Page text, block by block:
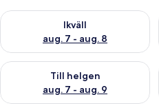
Ikväll
aug. 7 - aug. 8
Kontrollera tillgängligheten för
Till helgen
aug. 7 - aug. 9
Kontrollera tillgängligheten för